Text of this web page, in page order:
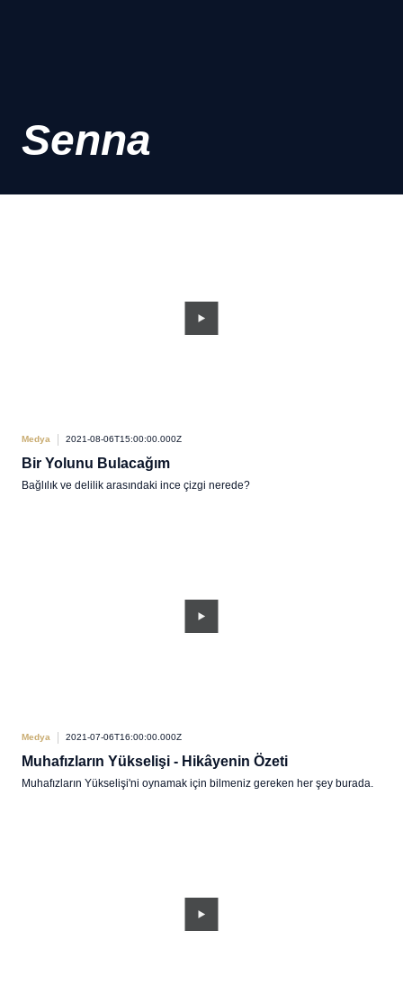
Senna
Medya 2021-08-06T15:00:00.000Z
Bir Yolunu Bulacağım
Bağlılık ve delilik arasındaki ince çizgi nerede?
Medya 2021-07-06T16:00:00.000Z
Muhafızların Yükselişi - Hikâyenin Özeti
Muhafızların Yükselişi'ni oynamak için bilmeniz gereken her şey burada.